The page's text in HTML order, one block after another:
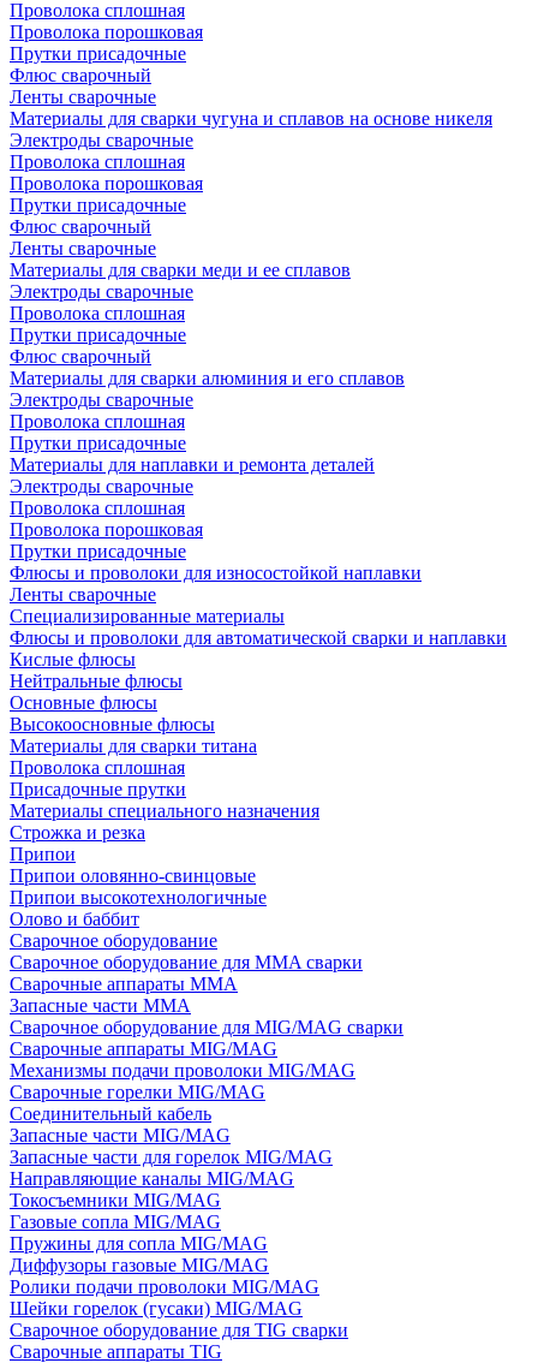
Проволока сплошная
Проволока порошковая
Прутки присадочные
Флюс сварочный
Ленты сварочные
Материалы для сварки чугуна и сплавов на основе никеля
Электроды сварочные
Проволока сплошная
Проволока порошковая
Прутки присадочные
Флюс сварочный
Ленты сварочные
Материалы для сварки меди и ее сплавов
Электроды сварочные
Проволока сплошная
Прутки присадочные
Флюс сварочный
Материалы для сварки алюминия и его сплавов
Электроды сварочные
Проволока сплошная
Прутки присадочные
Материалы для наплавки и ремонта деталей
Электроды сварочные
Проволока сплошная
Проволока порошковая
Прутки присадочные
Флюсы и проволоки для износостойкой наплавки
Ленты сварочные
Специализированные материалы
Флюсы и проволоки для автоматической сварки и наплавки
Кислые флюсы
Нейтральные флюсы
Основные флюсы
Высокоосновные флюсы
Материалы для сварки титана
Проволока сплошная
Присадочные прутки
Материалы специального назначения
Строжка и резка
Припои
Припои оловянно-свинцовые
Припои высокотехнологичные
Олово и баббит
Сварочное оборудование
Сварочное оборудование для MMA сварки
Сварочные аппараты MMA
Запасные части MMA
Сварочное оборудование для MIG/MAG сварки
Сварочные аппараты MIG/MAG
Механизмы подачи проволоки MIG/MAG
Сварочные горелки MIG/MAG
Соединительный кабель
Запасные части MIG/MAG
Запасные части для горелок MIG/MAG
Направляющие каналы MIG/MAG
Токосъемники MIG/MAG
Газовые сопла MIG/MAG
Пружины для сопла MIG/MAG
Диффузоры газовые MIG/MAG
Ролики подачи проволоки MIG/MAG
Шейки горелок (гусаки) MIG/MAG
Сварочное оборудование для TIG сварки
Сварочные аппараты TIG